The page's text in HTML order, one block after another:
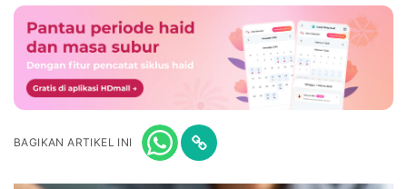
BAGIKAN ARTIKEL INI